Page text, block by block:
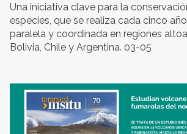
Una iniciativa clave para la
especies, que se realiza cada cinco
paralela y coordinada en regiones
Bolivia, Chile y Argentina. 03-05